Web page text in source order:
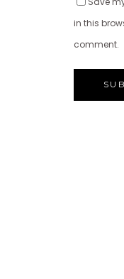
in this
comment.